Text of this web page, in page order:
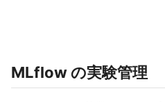
MLflow の実験管理